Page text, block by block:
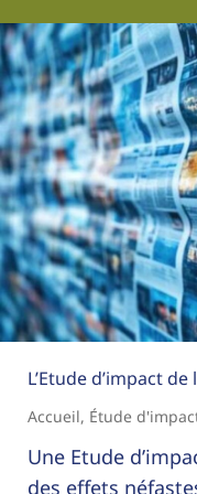
L’Etude d’impact
Accueil, Étude
Une Etude
des effets